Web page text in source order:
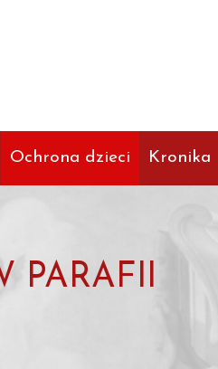
Ochrona dzieci Kronika
PARAFII